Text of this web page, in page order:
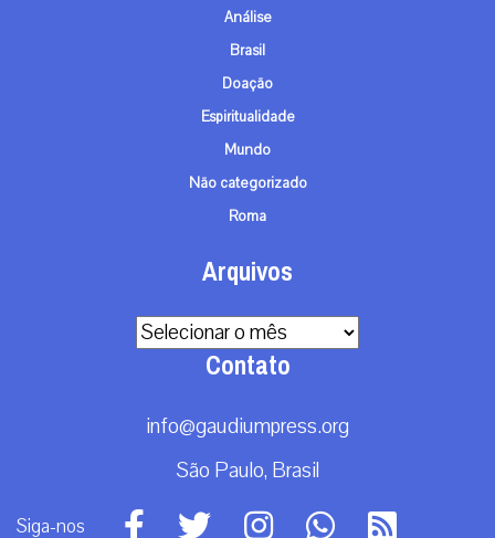
Análise
Brasil
Doação
Espiritualidade
Mundo
Não categorizado
Roma
Arquivos
Arquivos
Contato
info@gaudiumpress.org
São Paulo, Brasil
Siga-nos